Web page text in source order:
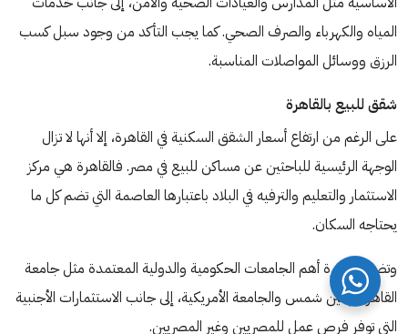
الأساسية مثل المدارس والعيادات الصحية والأمن، إلى جانب خدمات
المياه والكهرباء والصرف الصحي. كما يجب التأكد من وجود سبل كسب
الرزق ووسائل المواصلات المناسبة.
شقق للبيع بالقاهرة
على الرغم من ارتفاع أسعار الشقق السكنية في القاهرة، إلا أنها لا تزال
الوجهة الرئيسية للباحثين عن مساكن للبيع في مصر. فالقاهرة هي مركز
الاستثمار والتعليم والترفيه في البلاد باعتبارها العاصمة التي تضم كل ما
يحتاجه السكان.
وتضم القاهرة أهم الجامعات الحكومية والدولية المعتمدة مثل جامعة
القاهرة وعين شمس والجامعة الأمريكية، إلى جانب الاستثمارات الأجنبية